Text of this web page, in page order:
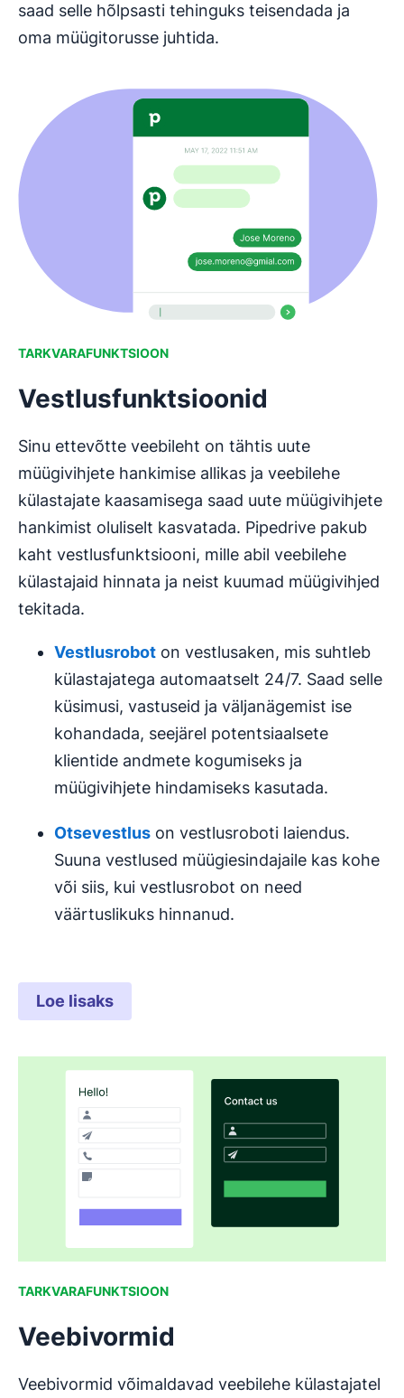
saad selle hõlpsasti tehinguks teisendada ja
oma müügitorusse juhtida.
TARKVARAFUNKTSIOON
Vestlusfunktsioonid
Sinu ettevõtte veebileht on tähtis uute
müügivihjete hankimise allikas ja veebilehe
külastajate kaasamisega saad uute müügivihjete
hankimist oluliselt kasvatada. Pipedrive pakub
kaht vestlusfunktsiooni, mille abil veebilehe
külastajaid hinnata ja neist kuumad müügivihjed
tekitada.
Vestlusrobot on vestlusaken, mis suhtleb
külastajatega automaatselt 24/7. Saad selle
küsimusi, vastuseid ja väljanägemist ise
kohandada, seejärel potentsiaalsete
klientide andmete kogumiseks ja
müügivihjete hindamiseks kasutada.
Otsevestlus on vestlusroboti laiendus.
Suuna vestlused müügiesindajaile kas kohe
või siis, kui vestlusrobot on need
väärtuslikuks hinnanud.
Loe lisaks
TARKVARAFUNKTSIOON
Veebivormid
Veebivormid võimaldavad veebilehe külastajatel